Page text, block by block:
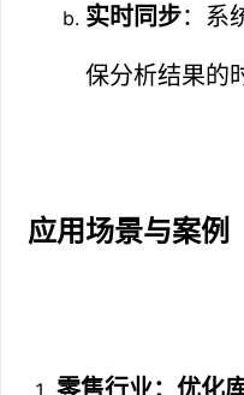
实时同步：系
保分析结果的
应用场景与案例
零售行业：优化